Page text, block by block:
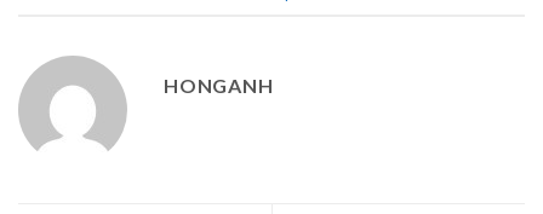
HONGANH